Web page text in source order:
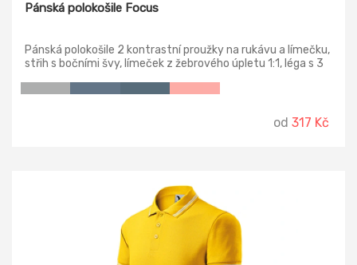
Pánská polokošile Focus
Pánská polokošile 2 kontrastní proužky na rukávu a límečku,
střih s bočními švy, límeček z žebrového úpletu 1:1, léga s 3
od 317 Kč